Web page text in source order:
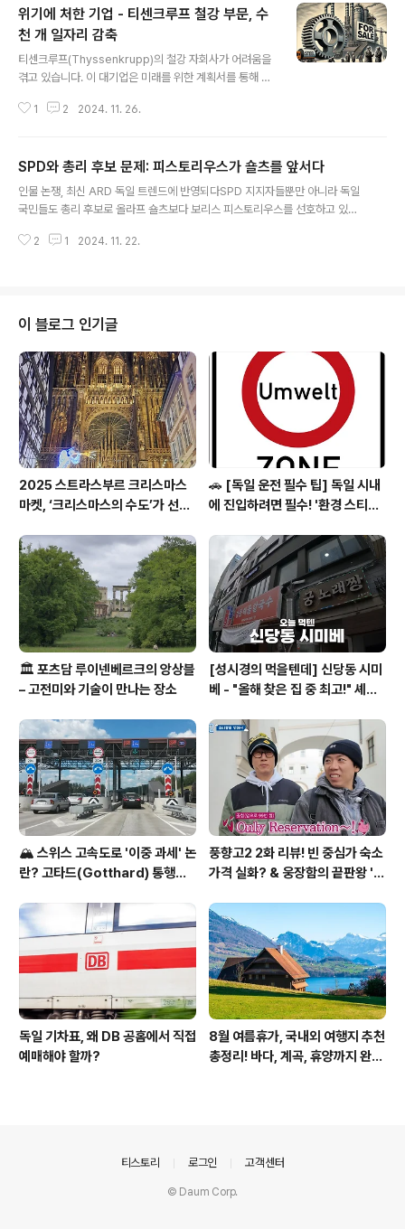
위기에 처한 기업 - 티센크루프 철강 부문, 수
천 개 일자리 감축
티센크루프(Thyssenkrupp)의 철강 자회사가 어려움을
겪고 있습니다. 이 대기업은 미래를 위한 계획서를 통해 향
쇄와 약 11,000개의 일자리 감축이 포함되어 있습니다.티
다.회사 측은 "유럽 철강 시장과 주요 고객 및 목표 시장에
서 계속해서 심화되고 있는 근본적이고 구조적인 변화"에
대응하기 위한 조치라고 밝혔습니다. 특히 아시아산 저가
약화시키고 있다고 지적했습니다.대규모 생산 능력 및 일
1 2 2024. 11. 26.
SPD와 총리 후보 문제: 피스토리우스가 숄츠를 앞서다
인물 논쟁, 최신 ARD 독일 트렌드에 반영되다SPD 지지자들뿐만 아니라 독일
국민들도 총리 후보로 올라프 숄츠보다 보리스 피스토리우스를 선호하고 있다.
조기 총선을 치렀던 2005년, SPD의 상황은 지금과 비슷했다. 당시 SPD는 녹
차이까지 따라붙는 데 성공했다는 이야기가 현재 SPD 내부에서는 위안으로 떠
오르고 있다. 그러나 그 당시 SPD 총리 후보였던 게르하르트 슈뢰더는 지금의
올라프 숄..
2 1 2024. 11. 22.
이 블로그 인기글
2025 스트라스부르 크리스마스
마켓, ‘크리스마스의 수도’가 선사
🚗 [독일 운전 필수 팁] 독일 시내
에 진입하려면 필수! '환경 스티커
🏛️ 포츠담 루이넨베르크의 앙상블
– 고전미와 기술이 만나는 장소
[성시경의 먹을텐데] 신당동 시미
베 - "올해 찾은 집 중 최고!" 셰프
🏔️ 스위스 고속도로 '이중 과세' 논
란? 고타드(Gotthard) 통행료
풍향고2 2화 리뷰! 빈 중심가 숙소
가격 실화? & 웅장함의 끝판왕 '슈
독일 기차표, 왜 DB 공홈에서 직접
예매해야 할까?
8월 여름휴가, 국내외 여행지 추천
총정리! 바다, 계곡, 휴양까지 완벽
티스토리 로그인 고객센터
© Daum Corp.